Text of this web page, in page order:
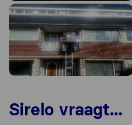
Sirelo vraagt...